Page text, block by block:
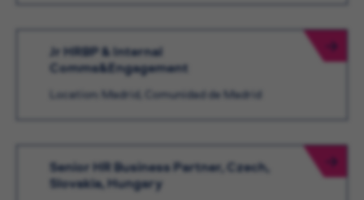
Jr HRBP & Internal
Comms&Engagement
Location: Madrid, Comunidad de Madrid
Senior HR Business Partner, Czech,
Slovakia, Hungary